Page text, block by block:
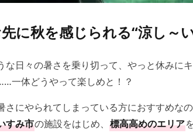
に秋を感じられる“涼し～
な日々の暑さを乗り切って、やっと休みに
一体どうやって楽しめと！？
さにやられてしまっている方におすすめなの
すみ市の施設をはじめ、 標高高めのエリア